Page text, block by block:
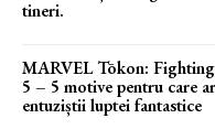
tineri.
MARVEL Tōkon:
5 – 5 motive pentru care
entuziștii luptei fantastice